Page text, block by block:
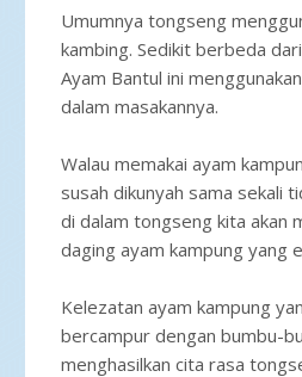
Umumnya tongseng
kambing. Sedikit berbeda
Ayam Bantul ini
dalam masakannya.
Walau memakai ayam
susah dikunyah sama sekali
di dalam tongseng kita akan
daging ayam kampung yang
Kelezatan ayam kampung
bercampur dengan bumbu-
menghasilkan cita rasa